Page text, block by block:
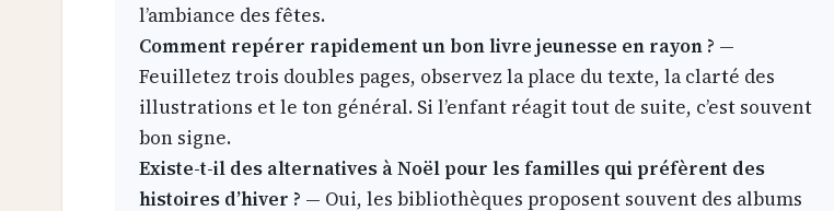
l’ambiance des fêtes.
Comment repérer rapidement un bon livre jeunesse en rayon ? —
Feuilletez trois doubles pages, observez la place du texte, la clarté des
illustrations et le ton général. Si l’enfant réagit tout de suite, c’est souvent
bon signe.
Existe-t-il des alternatives à Noël pour les familles qui préfèrent des
histoires d’hiver ? — Oui, les bibliothèques proposent souvent des albums